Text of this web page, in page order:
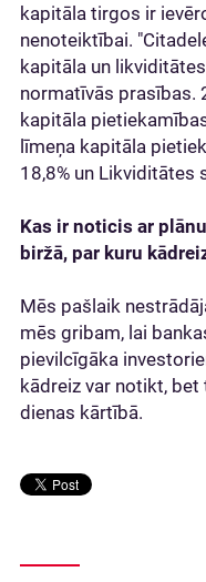
kapitāla tirgos ir
nenoteiktībai.
kapitāla un
normatīvās prasības.
kapitāla
līmeņa kapitāla
18,8% un Likviditātes
Kas ir noticis ar
biržā, par kuru
Mēs pašlaik
mēs gribam, lai
pievilcīgāka
kādreiz var notikt,
dienas kārtībā.